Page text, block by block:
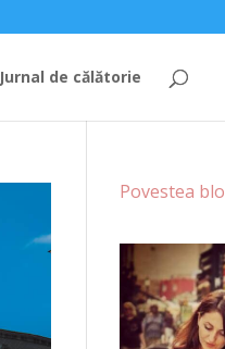
Jurnal de călătorie
Povestea